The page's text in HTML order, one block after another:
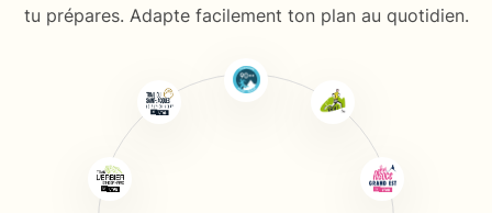
tu prépares. Adapte facilement ton plan au quotidien.